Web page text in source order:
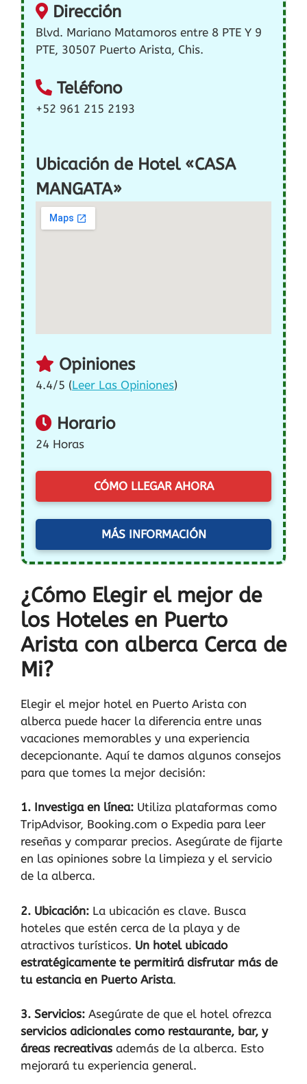
Dirección
Blvd. Mariano Matamoros entre 8 PTE Y 9
PTE, 30507 Puerto Arista, Chis.
Teléfono
+52 961 215 2193
Ubicación de Hotel «CASA
MANGATA»
Opiniones
4.4/5 (Leer Las Opiniones)
Horario
24 Horas
CÓMO LLEGAR AHORA
MÁS INFORMACIÓN
¿Cómo Elegir el mejor de
los Hoteles en Puerto
Arista con alberca Cerca de
Mi?
Elegir el mejor hotel en Puerto Arista con
alberca puede hacer la diferencia entre unas
vacaciones memorables y una experiencia
decepcionante. Aquí te damos algunos consejos
para que tomes la mejor decisión:
1. Investiga en línea: Utiliza plataformas como
TripAdvisor, Booking.com o Expedia para leer
reseñas y comparar precios. Asegúrate de fijarte
en las opiniones sobre la limpieza y el servicio
de la alberca.
2. Ubicación: La ubicación es clave. Busca
hoteles que estén cerca de la playa y de
atractivos turísticos. Un hotel ubicado
estratégicamente te permitirá disfrutar más de
tu estancia en Puerto Arista.
3. Servicios: Asegúrate de que el hotel ofrezca
servicios adicionales como restaurante, bar, y
áreas recreativas además de la alberca. Esto
mejorará tu experiencia general.